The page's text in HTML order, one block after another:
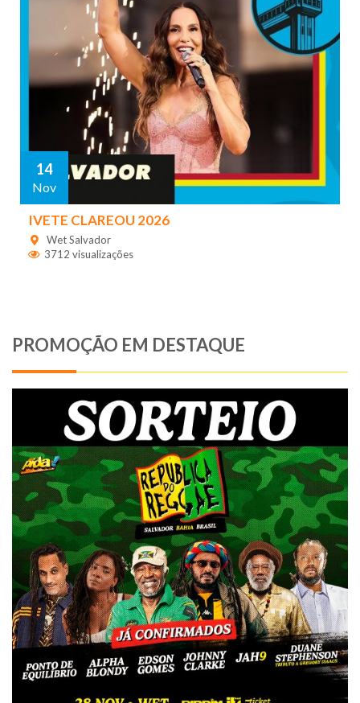
14
Nov
IVETE CLAREOU 2026
Wet Salvador
3712 visualizações
PROMOÇÃO EM DESTAQUE